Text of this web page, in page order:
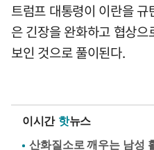
트럼프 대통령이 이란을
은 긴장을 완화하고 협상
보인 것으로 풀이된다.
이시간 핫뉴스